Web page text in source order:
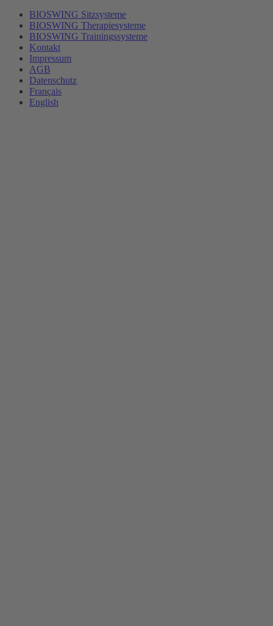
BIOSWING Sitzsysteme
BIOSWING Therapiesysteme
BIOSWING Trainingssysteme
Kontakt
Impressum
AGB
Datenschutz
Français
English